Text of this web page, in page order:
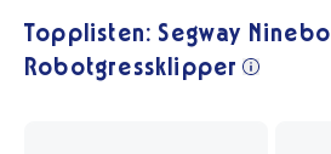
Topplisten: Segway
Robotgressklipper